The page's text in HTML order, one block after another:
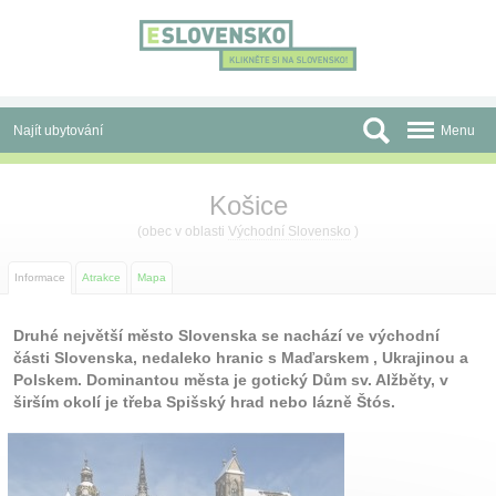
Najít ubytování
Autobusové zájezdy
Před cestou
Atrakce
Menu
Košice
(obec v oblasti Východní Slovensko )
Informace Atrakce Mapa
Druhé největší město Slovenska se nachází ve východní
části Slovenska, nedaleko hranic s Maďarskem , Ukrajinou a
Polskem. Dominantou města je gotický Dům sv. Alžběty, v
širším okolí je třeba Spišský hrad nebo lázně Štós.